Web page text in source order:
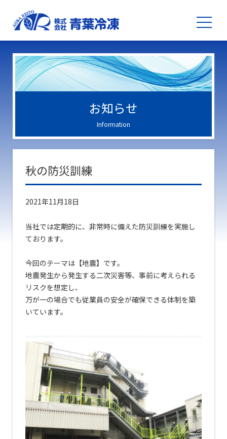
お知らせ
Information
秋の防災訓練
2021年11月18日
当社では定期的に、非常時に備えた防災訓練を実施し
ております。
今回のテーマは【地震】です。
地震発生から発生する二次災害等、事前に考えられる
リスクを想定し、
万が一の場合でも従業員の安全が確保できる体制を築
いています。